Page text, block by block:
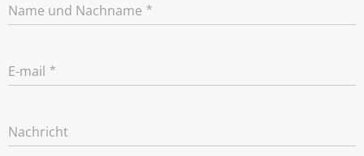
Name und Nachname
E-mail
Nachricht